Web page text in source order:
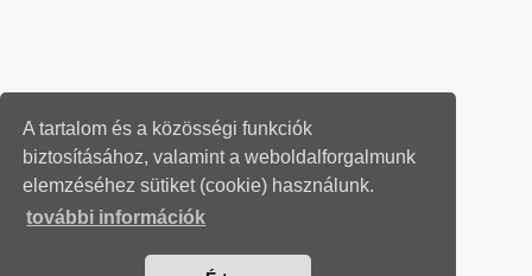
A tartalom és a közösségi funkciók
biztosításához, valamint a weboldalforgalmunk
elemzéséhez sütiket (cookie) használunk.
további információk